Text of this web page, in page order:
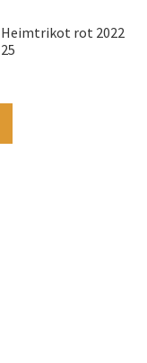
können
Produktseite
Heimtrikot rot 2022